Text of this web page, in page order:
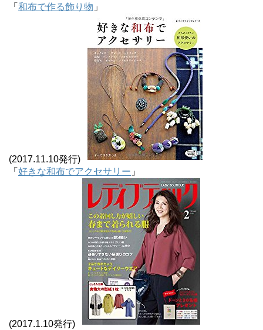
「 和布で作る飾り物 」
(2017.11.10発行)
「 好きな和布でアクセサリー 」
(2017.1.10発行)